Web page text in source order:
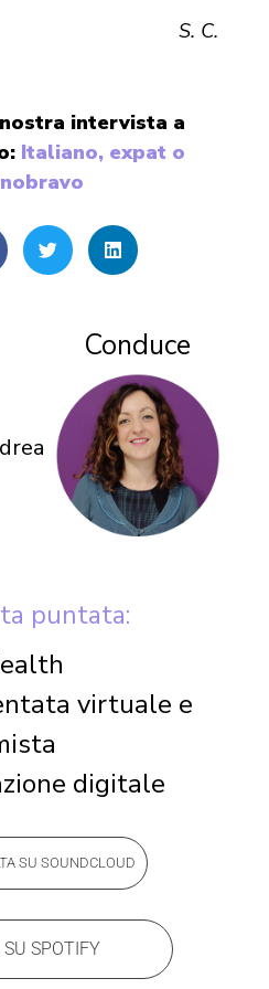
S. C.
intervista a
Italiano, expat o
Conduce
puntata:
virtuale e
digitale
SU SOUNDCLOUD
SU SPOTIFY